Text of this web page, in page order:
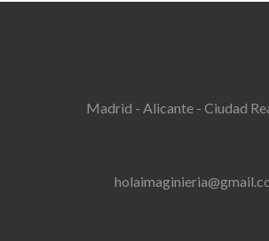
Madrid - Alicante - Ciudad